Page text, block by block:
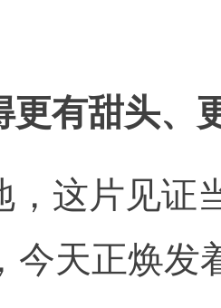
更有甜头、
，这片见证
今天正焕发